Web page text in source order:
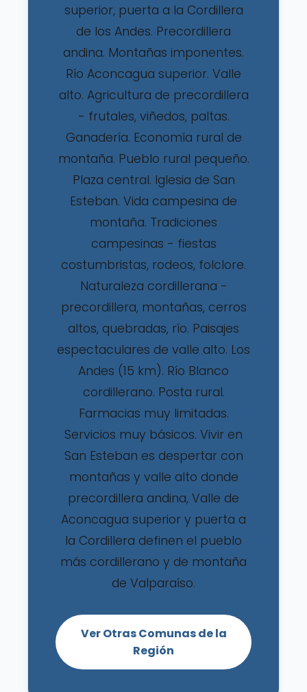
superior, puerta a la Cordillera
de los Andes. Precordillera
andina. Montañas imponentes.
Río Aconcagua superior. Valle
alto. Agricultura de precordillera
- frutales, viñedos, paltas.
Ganadería. Economía rural de
montaña. Pueblo rural pequeño.
Plaza central. Iglesia de San
Esteban. Vida campesina de
montaña. Tradiciones
campesinas - fiestas
costumbristas, rodeos, folclore.
Naturaleza cordillerana -
precordillera, montañas, cerros
altos, quebradas, río. Paisajes
espectaculares de valle alto. Los
Andes (15 km). Río Blanco
cordillerano. Posta rural.
Farmacias muy limitadas.
Servicios muy básicos. Vivir en
San Esteban es despertar con
montañas y valle alto donde
precordillera andina, Valle de
Aconcagua superior y puerta a
la Cordillera definen el pueblo
más cordillerano y de montaña
de Valparaíso.
Ver Otras Comunas de la
Región